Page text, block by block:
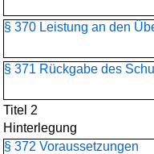
§ 370 Leistung an den
§ 371 Rückgabe des
Titel 2
Hinterlegung
§ 372 Voraussetzungen